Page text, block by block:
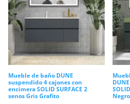
condensación
compromiso en
Por consiguiente,
alta densidad y
premium que garantizan
extraordinaria ante el
Mueble de baño DUNE
suspendido 4 cajones con
encimera SOLID SURFACE 2
senos Gris Grafito
Negro